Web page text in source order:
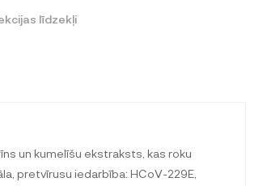
līdzekļi
un kumelīšu ekstraksts, kas roku
pretvīrusu iedarbība: HCoV-229E,